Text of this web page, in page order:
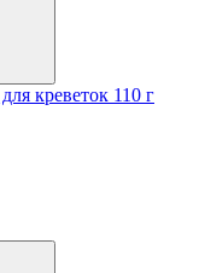
креветок 110 г